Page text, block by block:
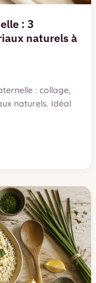
: 3
naturels à
: collage,
naturels. Idéal